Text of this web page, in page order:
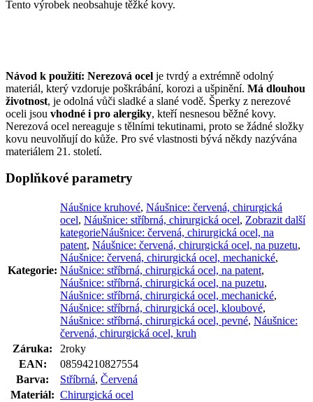
Tento výrobek neobsahuje těžké kovy.
Návod k použití: Nerezová ocel je tvrdý a extrémně odolný
materiál, který vzdoruje poškrábání, korozi a ušpinění. Má dlouhou
životnost, je odolná vůči sladké a slané vodě. Šperky z nerezové
oceli jsou vhodné i pro alergiky, kteří nesnesou běžné kovy.
Nerezová ocel nereaguje s tělními tekutinami, proto se žádné složky
kovu neuvolňují do kůže. Pro své vlastnosti bývá někdy nazývána
materiálem 21. století.
Doplňkové parametry
Kategorie:
Náušnice kruhové, Náušnice: červená, chirurgická
ocel, Náušnice: stříbrná, chirurgická ocel, Zobrazit další
kategorieNáušnice: červená, chirurgická ocel, na
patent, Náušnice: červená, chirurgická ocel, na puzetu,
Náušnice: červená, chirurgická ocel, mechanické,
Náušnice: stříbrná, chirurgická ocel, na patent,
Náušnice: stříbrná, chirurgická ocel, na puzetu,
Náušnice: stříbrná, chirurgická ocel, mechanické,
Náušnice: stříbrná, chirurgická ocel, kloubové,
Náušnice: stříbrná, chirurgická ocel, pevné, Náušnice:
červená, chirurgická ocel, kruh
Záruka:
2roky
EAN:
08594210827554
Barva: Stříbrná, Červená
Materiál: Chirurgická ocel